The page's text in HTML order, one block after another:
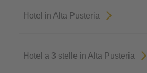
Hotel in Alta Pusteria
Hotel a 3 stelle in Alta Pusteria